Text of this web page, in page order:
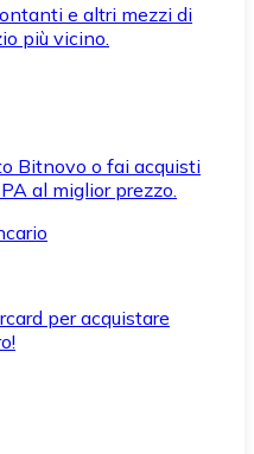
e altri mezzi di
più vicino.
Bitnovo o fai acquisti
al miglior prezzo.
per acquistare